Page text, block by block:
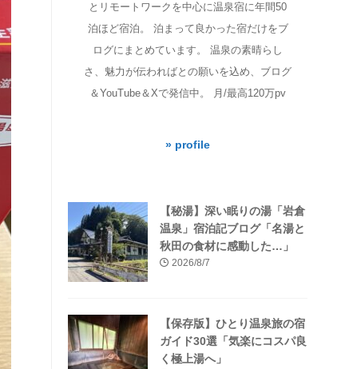
とリモートワークを中心に温泉宿に年間50
泊ほど宿泊。 泊まって良かった宿だけをブ
ログにまとめています。 温泉の素晴らし
さ、魅力が伝わればとの願いを込め、ブログ
＆YouTube＆Xで発信中。 月/最高120万pv
» profile
【秘湯】深い眠りの湯「岩倉
温泉」宿泊記ブログ「名湯と
秋田の食材に感動した…」
2026/8/7
【保存版】ひとり温泉旅の宿
ガイド30選「気楽にコスパ良
く極上湯へ」